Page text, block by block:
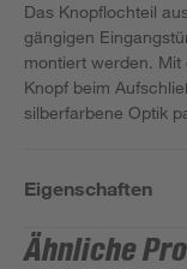
Das Knopflochteil
gängigen
montiert werden.
Knopf beim
silberfarbene Optik
Eigenschaften
Ähnliche